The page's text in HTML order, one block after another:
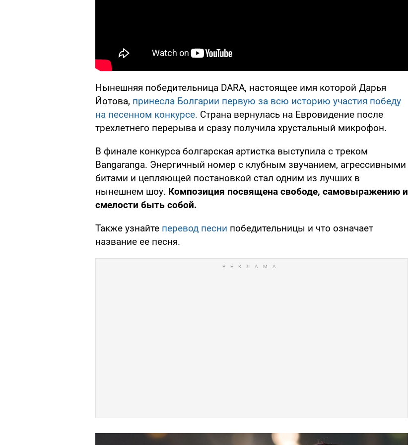
Нынешняя победительница DARA, настоящее имя которой Дарья
Йотова, принесла Болгарии первую за всю историю участия победу
на песенном конкурсе. Страна вернулась на Евровидение после
трехлетнего перерыва и сразу получила хрустальный микрофон.
В финале конкурса болгарская артистка выступила с треком
Bangaranga. Энергичный номер с клубным звучанием, агрессивными
битами и цепляющей постановкой стал одним из лучших в
нынешнем шоу. Композиция посвящена свободе, самовыражению и
смелости быть собой.
Также узнайте перевод песни победительницы и что означает
название ее песня.